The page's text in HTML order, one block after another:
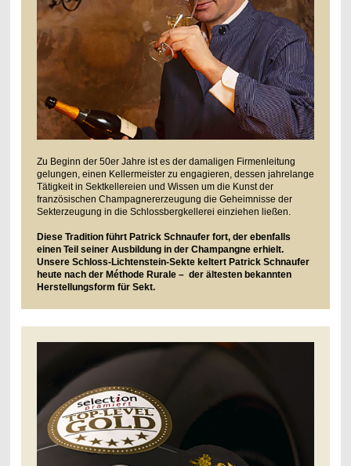
Zu Beginn der 50er Jahre ist es der damaligen Firmenleitung
gelungen, einen Kellermeister zu engagieren, dessen jahrelange
Tätigkeit in Sektkellereien und Wissen um die Kunst der
französischen Champagnererzeugung die Geheimnisse der
Sekterzeugung in die Schlossbergkellerei einziehen ließen.
Diese Tradition führt Patrick Schnaufer fort, der ebenfalls
einen Teil seiner Ausbildung in der Champangne erhielt.
Unsere Schloss-Lichtenstein-Sekte keltert Patrick Schnaufer
heute nach der Méthode Rurale – der ältesten bekannten
Herstellungsform für Sekt.